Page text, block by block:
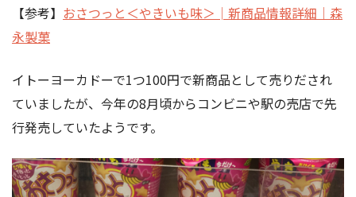
【参考】 おさつっと＜やきいも味＞│新商品情報詳細｜森
永製菓
イトーヨーカドーで1つ100円で新商品として売りだされ
ていましたが、今年の8月頃からコンビニや駅の売店で先
行発売していたようです。